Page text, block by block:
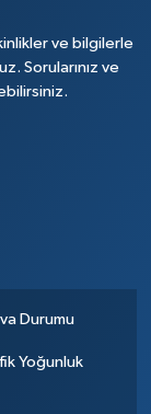
ve bilgilerle
Sorularınız ve
Durumu
Yoğunluk